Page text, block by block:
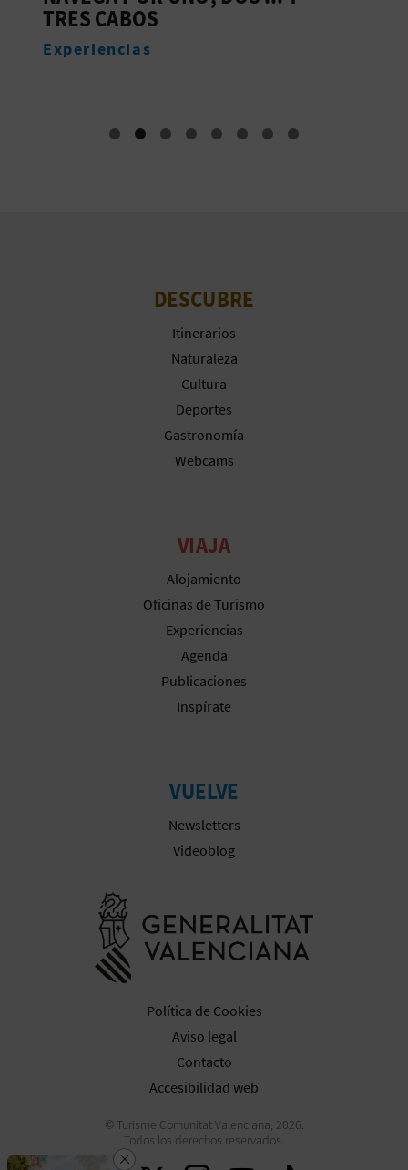
Cerrar
Descarga la app
TRES CABOS
Experiencias
DESCUBRE
Itinerarios
Naturaleza
Cultura
Deportes
Gastronomía
Webcams
VIAJA
Alojamiento
Oficinas de Turismo
Experiencias
Agenda
Publicaciones
Inspírate
VUELVE
Newsletters
Videoblog
Política de Cookies
Aviso legal
Contacto
Accesibilidad web
© Turisme Comunitat Valenciana, 2026.
Todos los derechos reservados.